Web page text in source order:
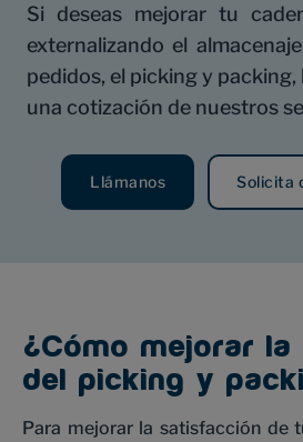
Si deseas mejorar tu
externalizando el
pedidos, el picking y
una cotización de nuestros
Llámanos Solicita
¿Cómo mejorar la
del picking y
Para mejorar la satisfacción de